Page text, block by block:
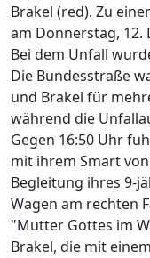
Brakel (red). Zu
am Donnerstag, 12.
Bei dem Unfall
Die Bundesstraße
und Brakel für
während die
Gegen 16:50 Uhr
mit ihrem Smart
Begleitung ihres 9-
Wagen am rechten
"Mutter Gottes im
Brakel, die mit